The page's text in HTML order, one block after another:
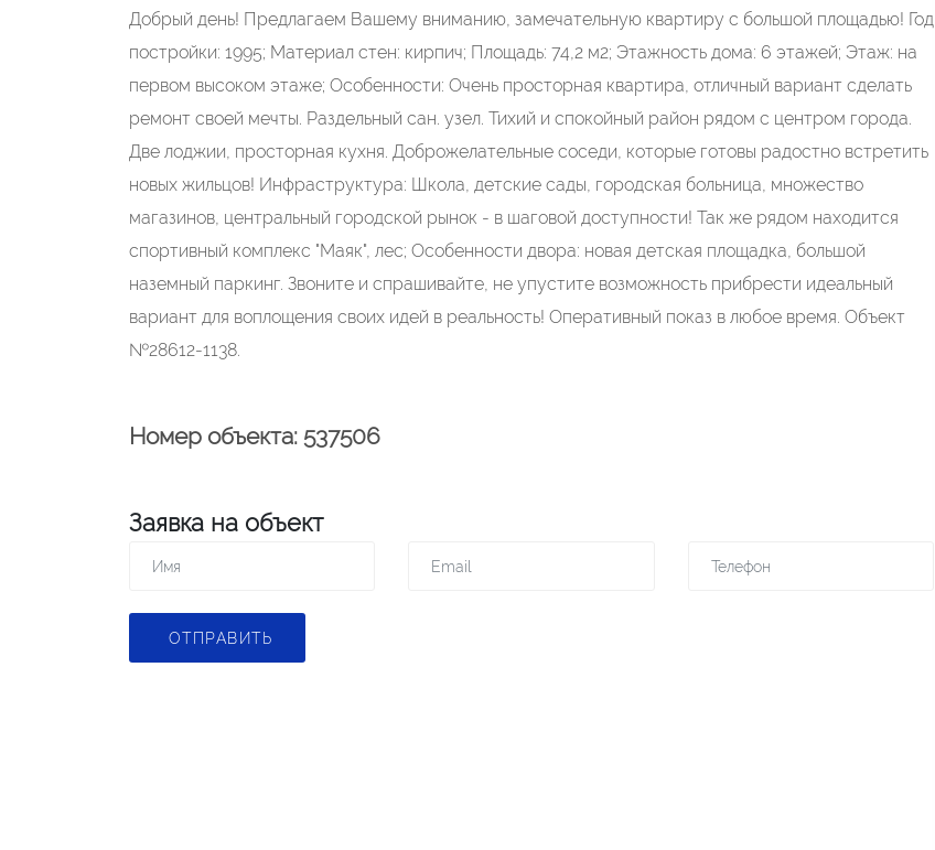
Добрый день! Предлагаем Вашему вниманию, замечательную квартиру с большой площадью! Год
постройки: 1995; Материал стен: кирпич; Площадь: 74,2 м2; Этажность дома: 6 этажей; Этаж: на
первом высоком этаже; Особенности: Очень просторная квартира, отличный вариант сделать
ремонт своей мечты. Раздельный сан. узел. Тихий и спокойный район рядом с центром города.
Две лоджии, просторная кухня. Доброжелательные соседи, которые готовы радостно встретить
новых жильцов! Инфраструктура: Школа, детские сады, городская больница, множество
магазинов, центральный городской рынок - в шаговой доступности! Так же рядом находится
спортивный комплекс "Маяк", лес; Особенности двора: новая детская площадка, большой
наземный паркинг. Звоните и спрашивайте, не упустите возможность прибрести идеальный
вариант для воплощения своих идей в реальность! Оперативный показ в любое время. Объект
№28612-1138.
Номер объекта: 537506
Заявка на объект
ОТПРАВИТЬ